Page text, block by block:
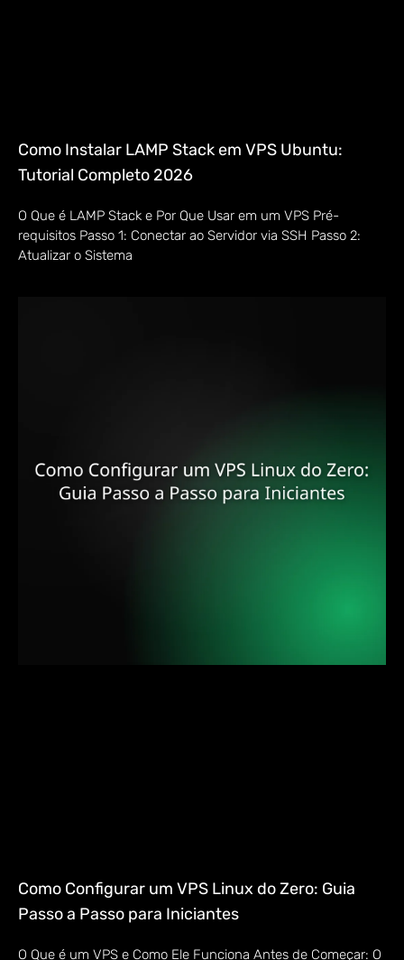
Como Instalar LAMP Stack em VPS Ubuntu:
Tutorial Completo 2026
O Que é LAMP Stack e Por Que Usar em um VPS Pré-
requisitos Passo 1: Conectar ao Servidor via SSH Passo 2:
Atualizar o Sistema
Como Configurar um VPS Linux do Zero: Guia
Passo a Passo para Iniciantes
O Que é um VPS e Como Ele Funciona Antes de Começar: O